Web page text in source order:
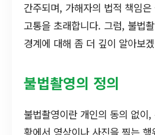
간주되며, 가해자의 법적 책임
고통을 초래합니다. 그럼, 불법
경계에 대해 좀 더 깊이 알아보
불법촬영의 정의
불법촬영이란 개인의 동의 없이
황에서 영상이나 사진을 찍는